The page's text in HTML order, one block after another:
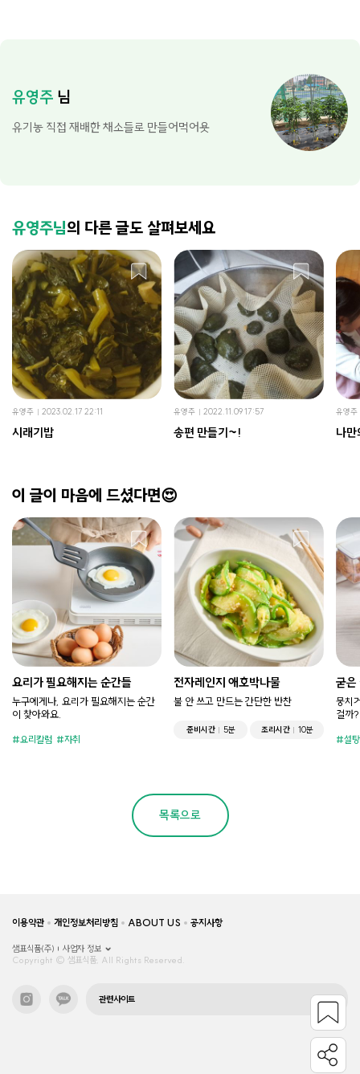
유영주 님
유기농 직접 재배한 채소들로 만들어먹어욧
유영주님의 다른 글도 살펴보세요
유영주 2023.02.17 22:11
시래기밥
유영주 2022.11.09 17:57
송편 만들기~!
유영주
나만
이 글이 마음에 드셨다면😍
요리가 필요해지는 순간들
누구에게나, 요리가 필요해지는 순간
이 찾아와요.
요리칼럼 자취
전자레인지 애호박나물
불 안 쓰고 만드는 간단한 반찬
준비시간 5분 조리시간 10분
굳은
뭉치
걸까?
설탕
목록으로
이용약관 개인정보처리방침 ABOUT US 공지사항
샘표식품(주)
사업자 정보
Copyright © 샘표식품, All Rights Reserved.
관련사이트